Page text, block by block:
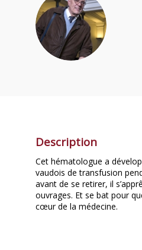
JT
Description
Cet hématologue a
vaudois de transfusion
avant de se retirer, il
ouvrages. Et se bat pour
cœur de la médecine.